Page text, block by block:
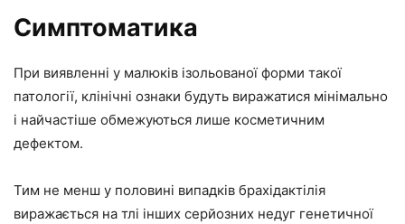
Симптоматика
При виявленні у малюків ізольованої форми такої
патології, клінічні ознаки будуть виражатися мінімально
і найчастіше обмежуються лише косметичним
дефектом.
Тим не менш у половині випадків брахідактілія
виражається на тлі інших серйозних недуг генетичної